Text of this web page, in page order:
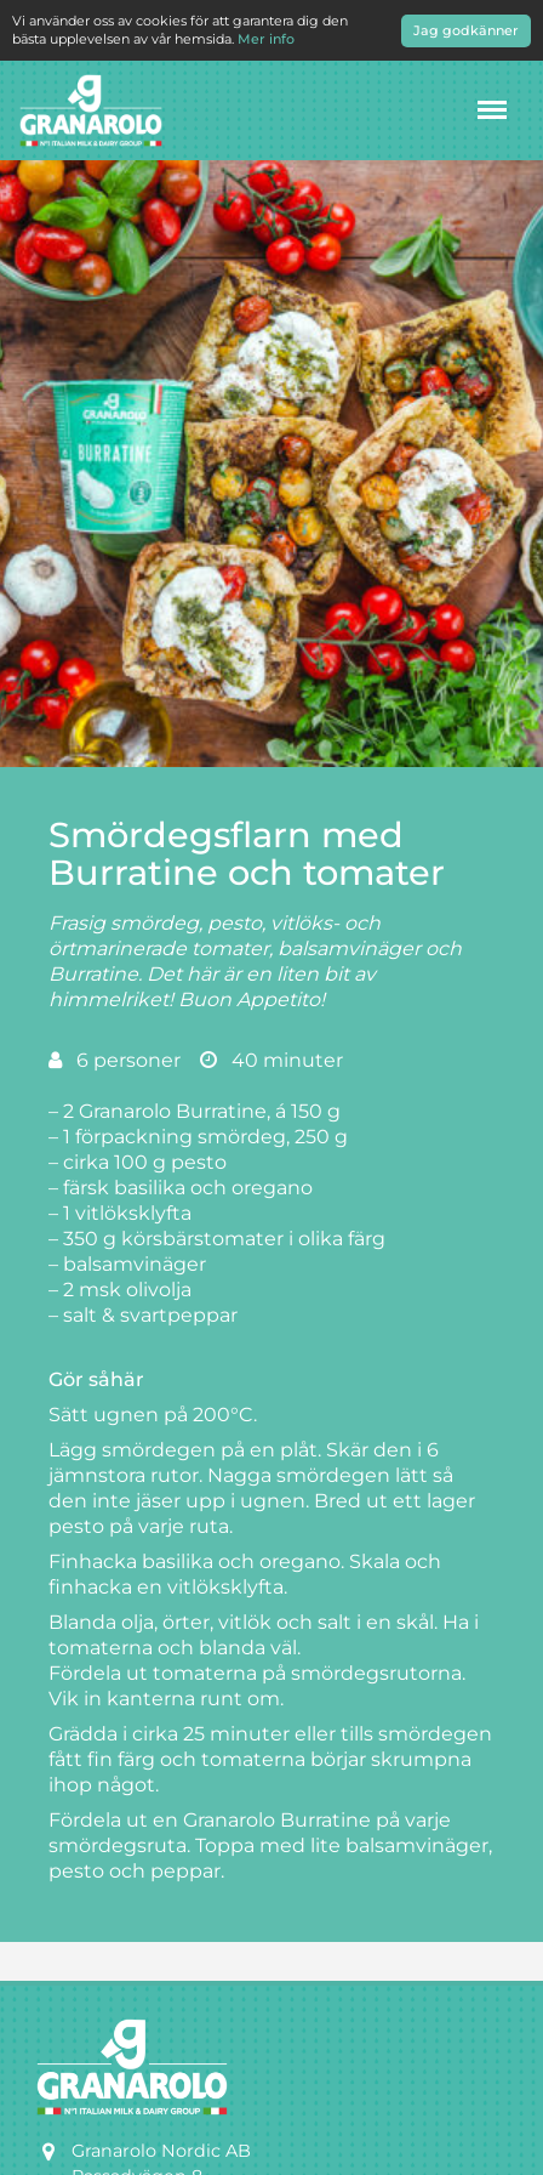
Vi använder oss av cookies för att garantera dig den
bästa upplevelsen av vår hemsida. Mer info
Jag godkänner
Meny
Smördegsflarn med
Burratine och tomater
Frasig smördeg, pesto, vitlöks- och
örtmarinerade tomater, balsamvinäger och
Burratine. Det här är en liten bit av
himmelriket! Buon Appetito!
6 personer 40 minuter
– 2 Granarolo Burratine, á 150 g
– 1 förpackning smördeg, 250 g
– cirka 100 g pesto
– färsk basilika och oregano
– 1 vitlöksklyfta
– 350 g körsbärstomater i olika färg
– balsamvinäger
– 2 msk olivolja
– salt & svartpeppar
Gör såhär
Sätt ugnen på 200°C.
Lägg smördegen på en plåt. Skär den i 6
jämnstora rutor. Nagga smördegen lätt så
den inte jäser upp i ugnen. Bred ut ett lager
pesto på varje ruta.
Finhacka basilika och oregano. Skala och
finhacka en vitlöksklyfta.
Blanda olja, örter, vitlök och salt i en skål. Ha i
tomaterna och blanda väl.
Fördela ut tomaterna på smördegsrutorna.
Vik in kanterna runt om.
Grädda i cirka 25 minuter eller tills smördegen
fått fin färg och tomaterna börjar skrumpna
ihop något.
Fördela ut en Granarolo Burratine på varje
smördegsruta. Toppa med lite balsamvinäger,
pesto och peppar.
Granarolo Nordic AB